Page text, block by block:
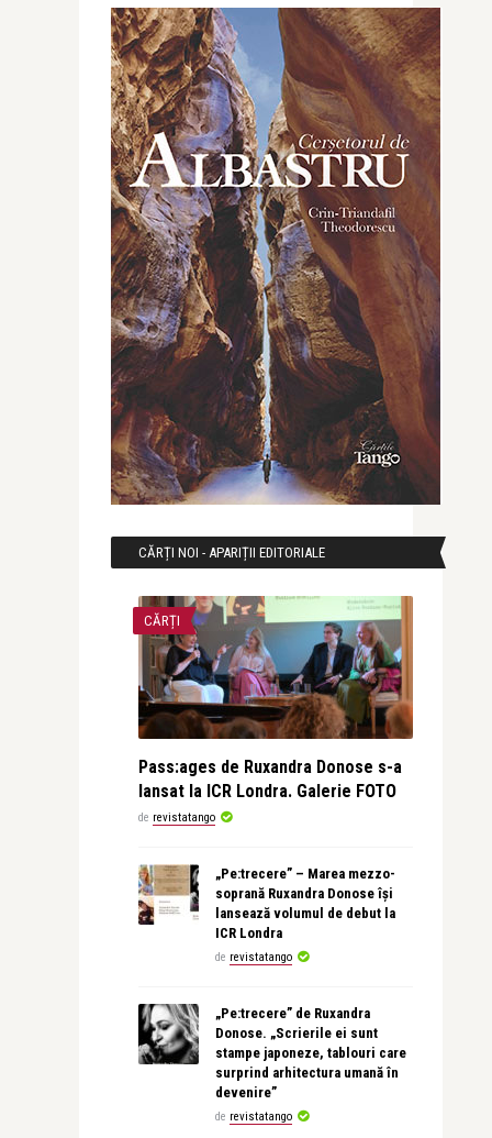
CĂRȚI NOI - APARIȚII EDITORIALE
CĂRȚI
Pass:ages de Ruxandra Donose s-a
lansat la ICR Londra. Galerie FOTO
de revistatango
„Pe:trecere” – Marea mezzo-
soprană Ruxandra Donose își
lansează volumul de debut la
ICR Londra
de revistatango
„Pe:trecere” de Ruxandra
Donose. „Scrierile ei sunt
stampe japoneze, tablouri care
surprind arhitectura umană în
devenire”
de revistatango